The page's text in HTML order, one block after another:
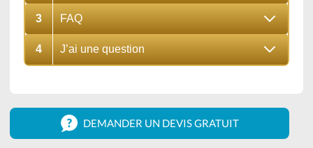
3 FAQ
4 J’ai une question
DEMANDER UN DEVIS GRATUIT